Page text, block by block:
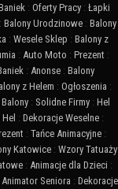
: Oferty Pracy : Łapki
: Balony Urodzinowe : Balony
: Wesele Sklep : Balony z
: Auto Moto : Prezent :
: Anonse : Balony
z Helem : Ogłoszenia :
: Solidne Firmy : Hel
Hel : Dekoracje Weselne :
: Tańce Animacyjne :
Katowice : Wzory Tatuaży
: Animacje dla Dzieci :
Animator Seniora : Dekoracje